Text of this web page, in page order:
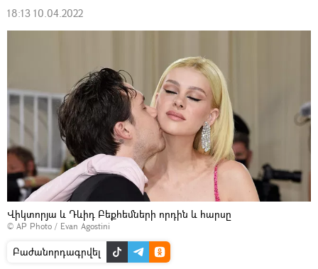
18:13 10.04.2022
Վիկտորյա և Դևիդ Բեքհեմների որդին և հարսը
© AP Photo / Evan Agostini
Բաժանորդագրվել